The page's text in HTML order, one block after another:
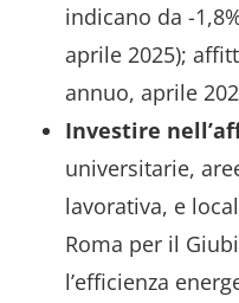
indicano da -
aprile 2025);
annuo, aprile
Investire
universitarie,
lavorativa, e
Roma per il
l’efficienza